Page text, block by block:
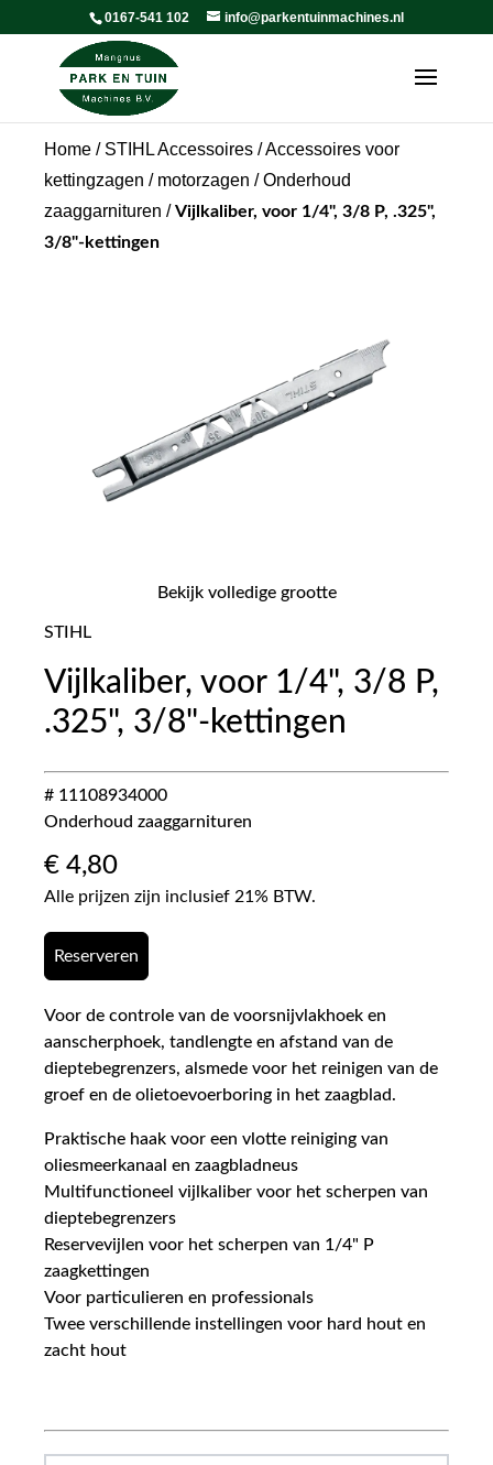
0167-541 102 info@parkentuinmachines.nl
Home / STIHL Accessoires /Accessoires voor
kettingzagen / motorzagen /Onderhoud
zaaggarnituren /Vijlkaliber, voor 1/4", 3/8 P, .325",
3/8"-kettingen
Bekijk volledige grootte
STIHL
Vijlkaliber, voor 1/4", 3/8 P,
.325", 3/8"-kettingen
# 11108934000
Onderhoud zaaggarnituren
€ 4,80
Alle prijzen zijn inclusief 21% BTW.
Reserveren
Voor de controle van de voorsnijvlakhoek en
aanscherphoek, tandlengte en afstand van de
dieptebegrenzers, alsmede voor het reinigen van de
groef en de olietoevoerboring in het zaagblad.
Praktische haak voor een vlotte reiniging van
oliesmeerkanaal en zaagbladneus
Multifunctioneel vijlkaliber voor het scherpen van
dieptebegrenzers
Reservevijlen voor het scherpen van 1/4" P
zaagkettingen
Voor particulieren en professionals
Twee verschillende instellingen voor hard hout en
zacht hout